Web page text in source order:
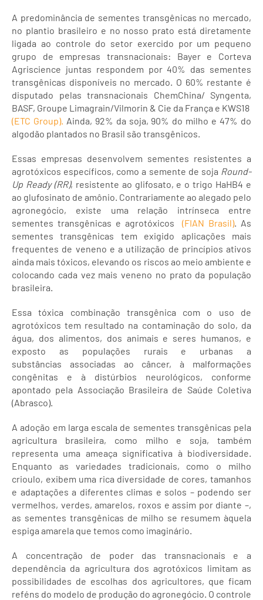
A predominância de sementes transgênicas no mercado,
no plantio brasileiro e no nosso prato está diretamente
ligada ao controle do setor exercido por um pequeno
grupo de empresas transnacionais: Bayer e Corteva
Agriscience juntas respondem por 40% das sementes
transgênicas disponíveis no mercado. O 60% restante é
disputado pelas transnacionais ChemChina/ Syngenta,
BASF, Groupe Limagrain/Vilmorin & Cie da França e KWS18
(ETC Group). Ainda, 92% da soja, 90% do milho e 47% do
algodão plantados no Brasil são transgênicos.
Essas empresas desenvolvem sementes resistentes a
agrotóxicos específicos, como a semente de soja Round-
Up Ready (RR), resistente ao glifosato, e o trigo HaHB4 e
ao glufosinato de amônio. Contrariamente ao alegado pelo
agronegócio, existe uma relação intrínseca entre
sementes transgênicas e agrotóxicos(FIAN Brasil). As
sementes transgênicas tem exigido aplicações mais
frequentes de veneno e a utilização de princípios ativos
ainda mais tóxicos, elevando os riscos ao meio ambiente e
colocando cada vez mais veneno no prato da população
brasileira.
Essa tóxica combinação transgênica com o uso de
agrotóxicos tem resultado na contaminação do solo, da
água, dos alimentos, dos animais e seres humanos, e
exposto as populações rurais e urbanas a
substâncias associadas ao câncer, à malformações
congênitas e à distúrbios neurológicos, conforme
apontado pela Associação Brasileira de Saúde Coletiva
(Abrasco).
A adoção em larga escala de sementes transgênicas pela
agricultura brasileira, como milho e soja, também
representa uma ameaça significativa à biodiversidade.
Enquanto as variedades tradicionais, como o milho
crioulo, exibem uma rica diversidade de cores, tamanhos
e adaptações a diferentes climas e solos – podendo ser
vermelhos, verdes, amarelos, roxos e assim por diante –,
as sementes transgênicas de milho se resumem àquela
espiga amarela que temos como imaginário.
A concentração de poder das transnacionais e a
dependência da agricultura dos agrotóxicos limitam as
possibilidades de escolhas dos agricultores, que ficam
reféns do modelo de produção do agronegócio. O controle